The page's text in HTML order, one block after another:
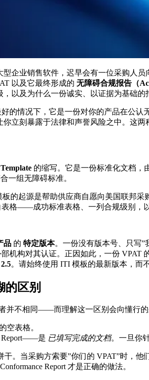
企业销售软件，迟早会有一位采购人
以及它最终形成的 无障碍合规报告（
以及为什么一份诚实、以证据为基础的
的情况下，它是一份对你的产品在公
立刻暴露于法律和声誉风险之中。这
的缩写。它是一份标准化文档，
一组无障碍标准。
的起源是帮助供应商自愿向美国联邦
格——成功标准表格、一列合规级别，
品 的 特定版本。一份没有版本号、只写”
机构对其认证。正因如此，一份 VPAT
。请始终使用 ITI 模板的最新版本，而
的区别
并不相同——而理解这一区别会向懂行
空表格。
Report——是 已填写完成的文档。一旦你
。当采购方索要”你们的 VPAT”时，
Report 才是正确的做法。